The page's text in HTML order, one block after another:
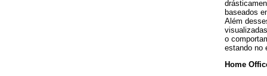
baseados
Além
o
estando no
Home